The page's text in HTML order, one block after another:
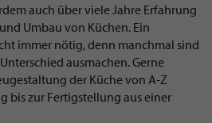
auch über viele Jahre Erfahrung
Umbau von Küchen. Ein
immer nötig, denn manchmal sind
ausmachen. Gerne
der Küche von A-Z
bis zur Fertigstellung aus einer